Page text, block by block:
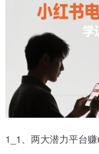
1_1、两大潜力平台